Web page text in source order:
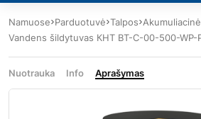
Namuose Parduotuvė Talpos
Vandens šildytuvas КНТ ВТ-C-00-500-WP-
Nuotrauka Info Aprašymas